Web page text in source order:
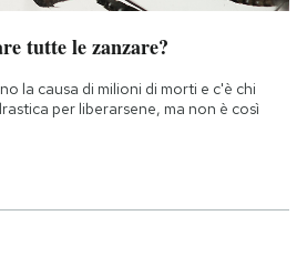
tutte le zanzare?
la causa di milioni di morti e c'è chi
per liberarsene, ma non è così